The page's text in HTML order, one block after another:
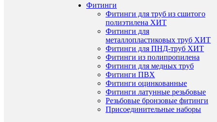
Фитинги
Фитинги для труб из сшитого
полиэтилена ХИТ
Фитинги для
металлопластиковых труб ХИТ
Фитинги для ПНД-труб ХИТ
Фитинги из полипропилена
Фитинги для медных труб
Фитинги ПВХ
Фитинги оцинкованные
Фитинги латунные резьбовые
Резьбовые бронзовые фитинги
Присоединительные наборы